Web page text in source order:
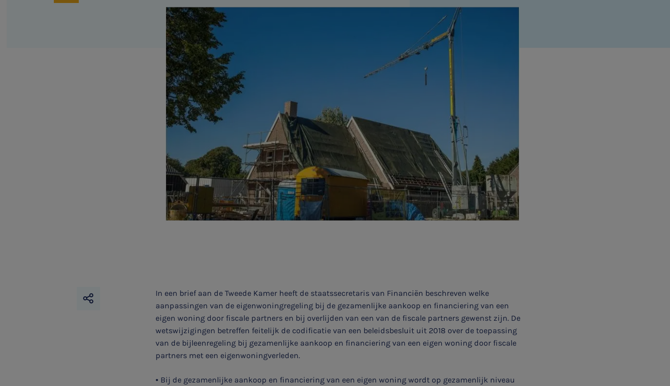
In een brief aan de Tweede Kamer heeft de staatssecretaris van Financiën beschreven welke
aanpassingen van de eigenwoningregeling bij de gezamenlijke aankoop en financiering van een
eigen woning door fiscale partners en bij overlijden van een van de fiscale partners gewenst zijn. De
wetswijzigingen betreffen feitelijk de codificatie van een beleidsbesluit uit 2018 over de toepassing
van de bijleenregeling bij gezamenlijke aankoop en financiering van een eigen woning door fiscale
partners met een eigenwoningverleden.
• Bij de gezamenlijke aankoop en financiering van een eigen woning wordt op gezamenlijk niveau